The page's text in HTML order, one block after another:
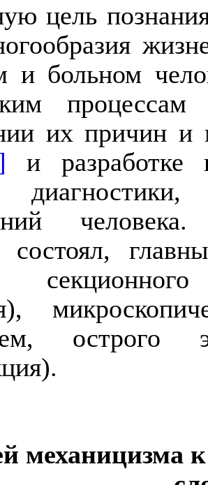
цель
и больном
их причин и
и разработке
состоял,
острого
механицизма